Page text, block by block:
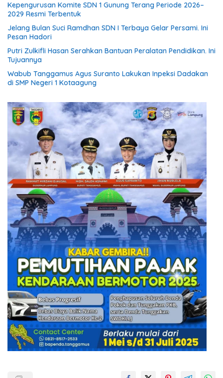
Kepengurusan Komite SDN 1 Gunung Terang Periode 2026–
2029 Resmi Terbentuk
Jelang Bulan Suci Ramdhan SDN I Terbaya Gelar Persami. Ini
Pesan Hadori
Putri Zulkifli Hasan Serahkan Bantuan Peralatan Pendidikan. Ini
Tujuannya
Wabub Tanggamus Agus Suranto Lakukan Inpeksi Dadakan
di SMP Negeri 1 Kotaagung